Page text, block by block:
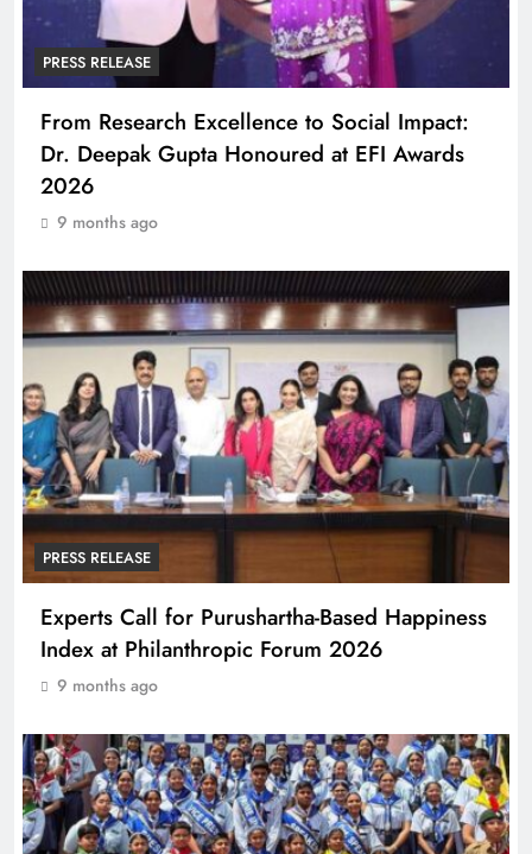
PRESS RELEASE
From Research Excellence to Social Impact:
Dr. Deepak Gupta Honoured at EFI Awards
2026
9 months ago
PRESS RELEASE
Experts Call for Purushartha-Based Happiness
Index at Philanthropic Forum 2026
9 months ago